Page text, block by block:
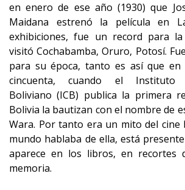
en enero de ese año (1930) que
Maidana estrenó la película en
exhibiciones, fue un record para la
visitó Cochabamba, Oruro, Potosí.
para su época, tanto es así que en
cincuenta, cuando el Instituto
Boliviano (ICB) publica la primera
Bolivia la bautizan con el nombre de
Wara. Por tanto era un mito del cine
mundo hablaba de ella, está
aparece en los libros, en recortes
memoria.